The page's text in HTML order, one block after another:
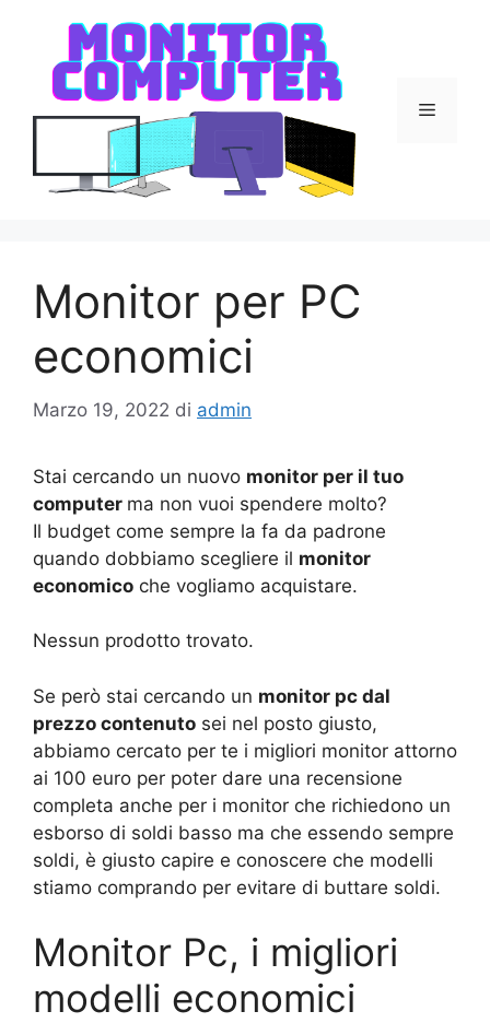
contenuto
Menu
Monitor per PC
economici
Marzo 19, 2022 di admin
Stai cercando un nuovo monitor per il tuo
computer ma non vuoi spendere molto?
Il budget come sempre la fa da padrone
quando dobbiamo scegliere il monitor
economico che vogliamo acquistare.
Nessun prodotto trovato.
Se però stai cercando un monitor pc dal
prezzo contenuto sei nel posto giusto,
abbiamo cercato per te i migliori monitor attorno
ai 100 euro per poter dare una recensione
completa anche per i monitor che richiedono un
esborso di soldi basso ma che essendo sempre
soldi, è giusto capire e conoscere che modelli
stiamo comprando per evitare di buttare soldi.
Monitor Pc, i migliori
modelli economici